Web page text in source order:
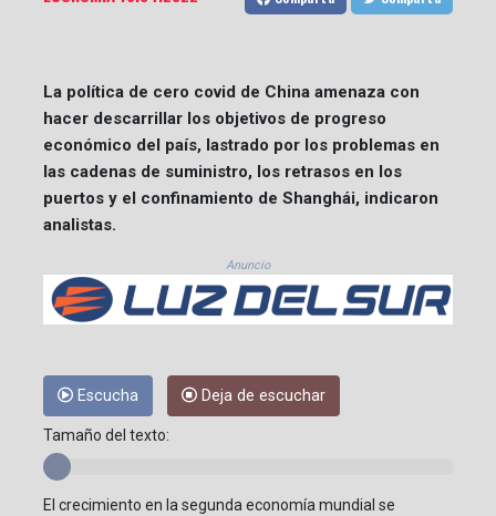
La política de cero covid de China amenaza con
hacer descarrillar los objetivos de progreso
económico del país, lastrado por los problemas en
las cadenas de suministro, los retrasos en los
puertos y el confinamiento de Shanghái, indicaron
analistas.
Anuncio
Escucha Deja de escuchar
Tamaño del texto:
El crecimiento en la segunda economía mundial se